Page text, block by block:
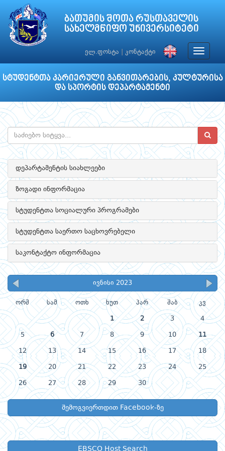
ბათუმის შოთა რუსთაველის
სახელმწიფო უნივერსიტეტი
ელ.ფოსტა კონტაქტი
Toggle
სტუდენტთა კარიერული განვითარების, კულტურისა
და სპორტის დეპარტამენტი
დეპარტამენტის სიახლეები
ზოგადი ინფორმაცია
სტუდენტთა სოციალური პროგრამები
სტუდენტთა საერთო საცხოვრებელი
საკონტაქტო ინფორმაცია
ივნისი 2023
ორშ სამ ოთხ ხუთ პარ შაბ კვ
1 2 3 4
5 6 7 8 9 10 11
12 13 14 15 16 17 18
19 20 21 22 23 24 25
26 27 28 29 30
შემოგვიერთდით Facebook-ზე
EBSCO Host Search